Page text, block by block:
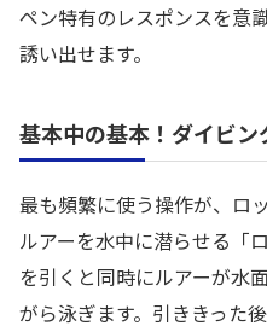
ペン特有のレスポンスを意
誘い出せます。
基本中の基本！ダイビ
最も頻繁に使う操作が、ロ
ルアーを水中に潜らせる「
を引くと同時にルアーが水
がら泳ぎます。引ききった